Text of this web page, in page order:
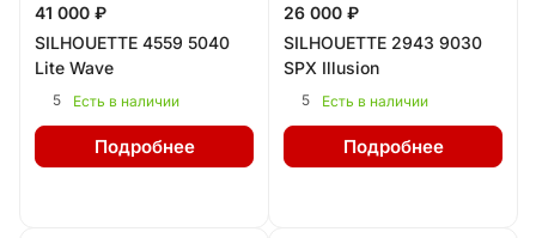
41 000 ₽
SILHOUETTE 4559 5040
Lite Wave
5 Есть в наличии
Подробнее
26 000 ₽
SILHOUETTE 2943 9030
SPX Illusion
5 Есть в наличии
Подробнее